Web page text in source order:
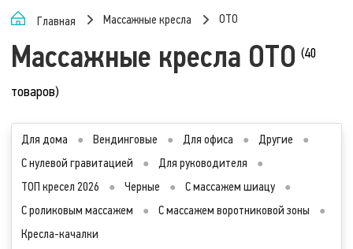
Главная Массажные кресла OTO
Массажные кресла OTO (40
товаров)
Для дома ● Вендинговые ● Для офиса ● Другие
●
С нулевой гравитацией
● Для руководителя
●
ТОП кресел 2026
● Черные ● С массажем шиацу
●
С роликовым массажем
● С массажем воротниковой зоны
●
Кресла-качалки